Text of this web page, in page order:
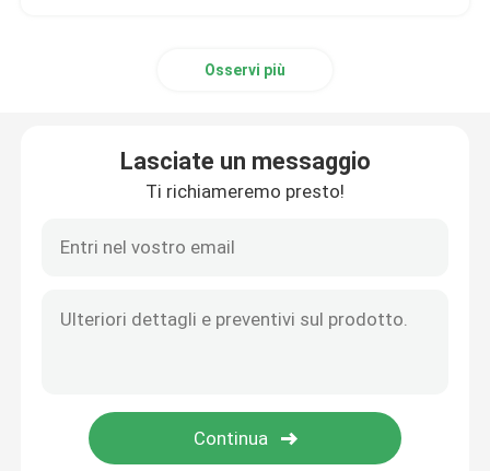
Osservi più
Lasciate un messaggio
Ti richiameremo presto!